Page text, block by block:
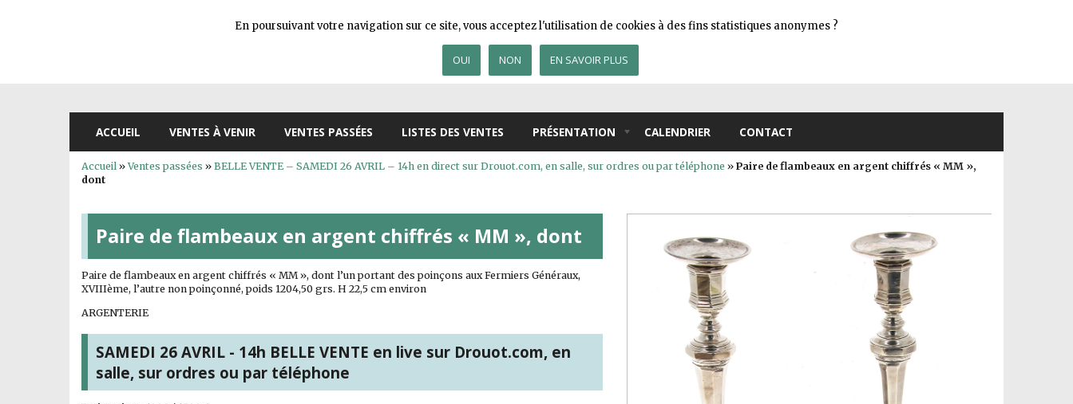
ACCUEIL VENTES À VENIR VENTES PASSÉES LISTES DES VENTES PRÉSENTATION CALENDRIER CONTACT
Accueil»Ventes passées » BELLE VENTE – SAMEDI 26 AVRIL – 14h en direct sur Drouot.com, en salle, sur ordres ou par téléphone » Paire de flambeaux en argent chiffrés « MM »,
dont
Paire de flambeaux en argent chiffrés « MM », dont
Paire de flambeaux en argent chiffrés « MM », dont l’un portant des poinçons aux Fermiers Généraux,
XVIIIème, l’autre non poinçonné, poids 1204,50 grs. H 22,5 cm environ
ARGENTERIE
SAMEDI 26 AVRIL - 14h BELLE VENTE en live sur Drouot.com, en
salle, sur ordres ou par téléphone
En poursuivant votre navigation sur ce site, vous acceptez l'utilisation de cookies à des fins statistiques anonymes ?
OUI NON EN SAVOIR PLUS